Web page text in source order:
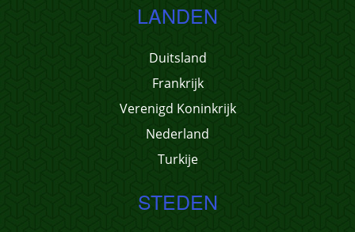
LANDEN
Duitsland
Frankrijk
Verenigd Koninkrijk
Nederland
Turkije
STEDEN